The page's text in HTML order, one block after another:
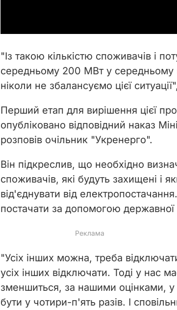
i
d
e
o
"Із такою кількістю споживачів і
середньому 200 МВт у середньому
ніколи не збалансуємо цієї
Перший етап для вирішення цієї
опубліковано відповідний наказ
розповів очільник "Укренерго".
Він підкреслив, що необхідно
споживачів, які будуть захищені і
від'єднувати від
постачати за допомогою державної
"Усіх інших можна, треба
усіх інших відключати. Тоді у нас
зменшиться, за нашими оцінками, у
бути у чотири-п'ять разів. І